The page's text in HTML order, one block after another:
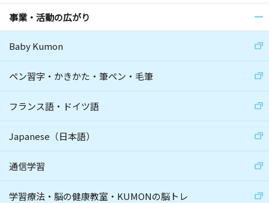
事業・活動の広がり
Baby Kumon
ペン習字・かきかた・筆ペン・毛筆
フランス語・ドイツ語
Japanese（日本語）
通信学習
学習療法・脳の健康教室・KUMONの脳トレ